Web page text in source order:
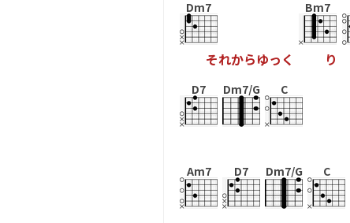
Dm7
それからゆっ く
Bm7
り
D7 Dm7/G C
Am7 D7 Dm7/G C